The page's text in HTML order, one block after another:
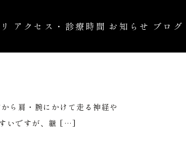
アクセス・診療時間 お知らせ ブログ
ら肩・腕にかけて走る神経や
すいですが、継 […]